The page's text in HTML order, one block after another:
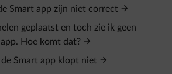
Smart app zijn niet correct
geplaatst en toch zie ik geen
Hoe komt dat?
Smart app klopt niet